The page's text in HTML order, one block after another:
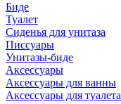
Биде
Туалет
Сиденья для унитаза
Писсуары
Унитазы-биде
Аксессуары
Аксессуары для ванны
Аксессуары для туалета